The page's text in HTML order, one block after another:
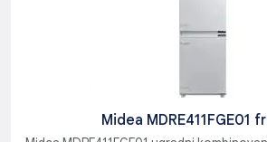
Midea MDRE411FGE01